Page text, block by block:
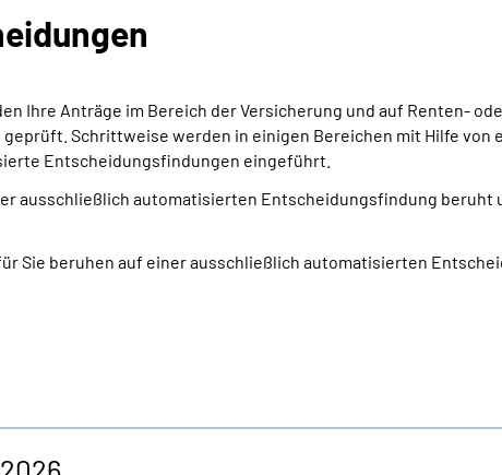
Ihre Anträge im Bereich der Versicherung und auf Renten-
Schrittweise werden in einigen Bereichen mit Hilfe
Entscheidungsfindungen eingeführt.
ausschließlich automatisierten Entscheidungs­findung
Sie beruhen auf einer ausschließlich automatisierten